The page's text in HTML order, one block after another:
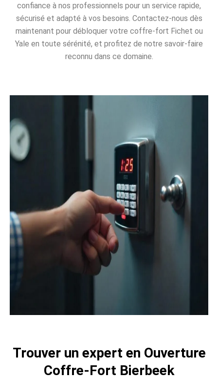
confiance à nos professionnels pour un service rapide,
sécurisé et adapté à vos besoins. Contactez-nous dès
maintenant pour débloquer votre coffre-fort Fichet ou
Yale en toute sérénité, et profitez de notre savoir-faire
reconnu dans ce domaine.
Trouver un expert en Ouverture
Coffre-Fort Bierbeek